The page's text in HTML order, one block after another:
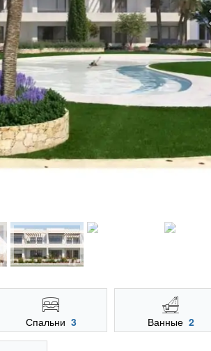
Спальни 3 Ванные 2